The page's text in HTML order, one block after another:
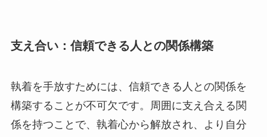
支え合い：信頼できる人との関係構築
執着を手放すためには、信頼できる人との関係を
構築することが不可欠です。周囲に支え合える関
係を持つことで、執着心から解放され、より自分